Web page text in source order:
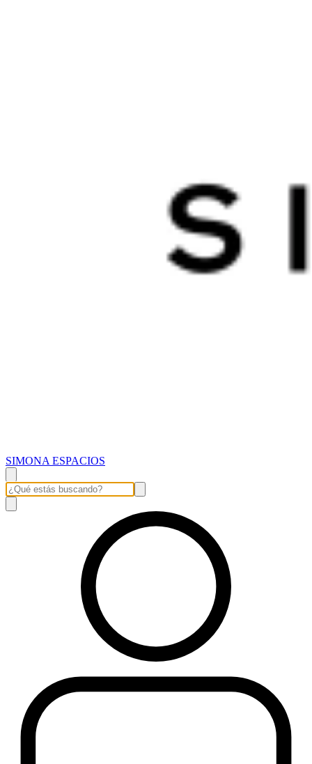
SIMONA ESPACIOS